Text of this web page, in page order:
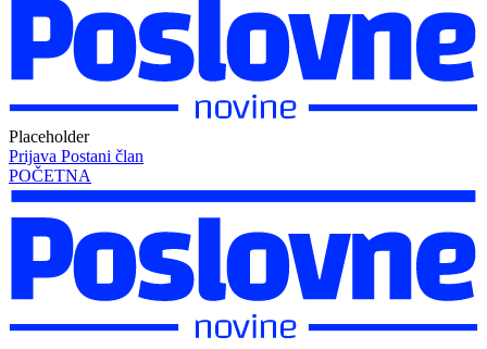
Placeholder
Prijava Postani član
POČETNA